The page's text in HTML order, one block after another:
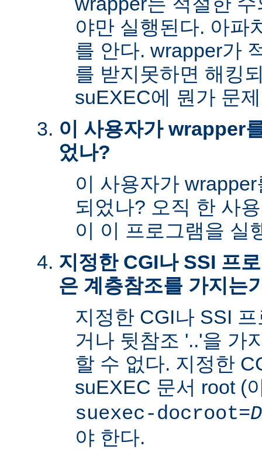
야만 실행된다. 아파
를 안다. wrapper가
를 받지못하면 해킹
suEXEC에 뭔가 문
이 사용자가 wrapper
었나?
이 사용자가
되었나? 오직 한 사
이 이 프로그램을 실
지정한 CGI나 SSI 프
은 계층참조를 가지는
지정한 CGI나 SSI
거나 뒷참조 '..'을 가
할 수 없다. 지정한
suEXEC 문서 root (
suexec-docroot=
야 한다.